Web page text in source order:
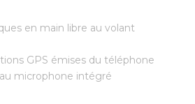
en main libre au volant
GPS émises du téléphone
microphone intégré